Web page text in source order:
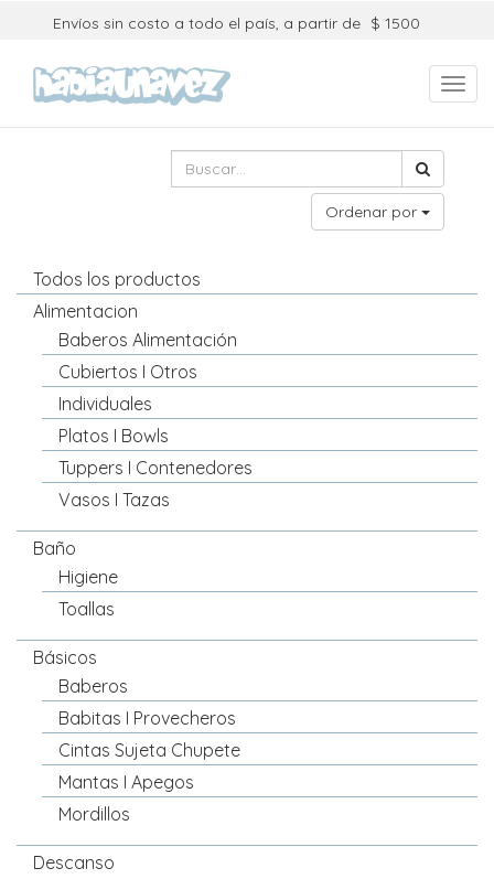
Envíos sin costo a todo el país, a partir de $ 1500
Ordenar por
Todos los productos
Alimentacion
Baberos Alimentación
Cubiertos I Otros
Individuales
Platos I Bowls
Tuppers I Contenedores
Vasos I Tazas
Baño
Higiene
Toallas
Básicos
Baberos
Babitas I Provecheros
Cintas Sujeta Chupete
Mantas I Apegos
Mordillos
Descanso